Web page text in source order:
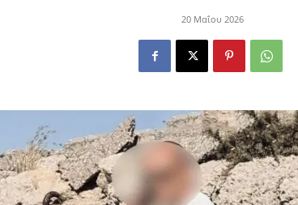
20 Μαΐου 2026